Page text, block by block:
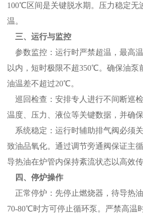
100℃区间是关键脱水期。压力稳定无
温。
三、运行与监控
参数监控：运行时严禁超温，最高
以内，短时极限不超350℃。确保油泵
油温差不超过20℃。
巡回检查：安排专人进行不间断巡
温度、压力、液位等关键数据，并确
系统稳定：运行时辅助排气阀必须
致油品氧化。通过调节旁通阀保证主
导热油在炉管内保持紊流状态以高效传
四、停炉操作
正常停炉：先停止燃烧器，待导热
70-80℃时方可停止循环泵。严禁高温